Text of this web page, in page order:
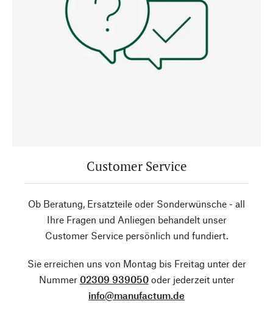
Customer Service
Ob Beratung, Ersatzteile oder Sonderwünsche - all
Ihre Fragen und Anliegen behandelt unser
Customer Service persönlich und fundiert.
Sie erreichen uns von Montag bis Freitag unter der
Nummer 02309 939050oder jederzeit unter
info@manufactum.de